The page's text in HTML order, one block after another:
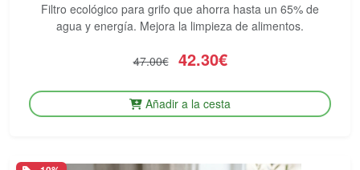
Filtro ecológico para grifo que ahorra hasta un 65% de
agua y energía. Mejora la limpieza de alimentos.
47.00€ 42.30€
Añadir a la cesta